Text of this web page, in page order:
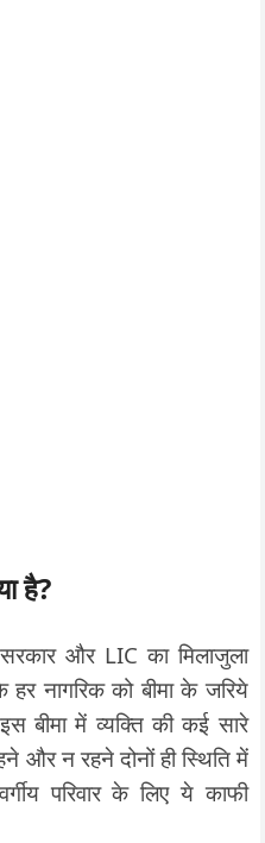
है?
और LIC का मिलाजुला
नागरिक को बीमा के जरिये
बीमा में व्यक्ति की कई सारे
और न रहने दोनों ही स्थिति में
परिवार के लिए ये काफी